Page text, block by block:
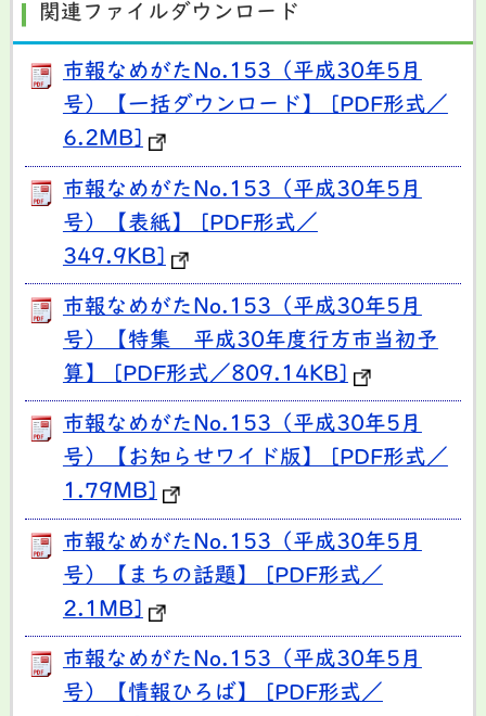
関連ファイルダウンロード
市報なめがたNo.153（平成30年5月
号）【一括ダウンロード】 [PDF形式／
6.2MB]
市報なめがたNo.153（平成30年5月
号）【表紙】 [PDF形式／
349.9KB]
市報なめがたNo.153（平成30年5月
号）【特集 平成30年度行方市当初予
算】 [PDF形式／809.14KB]
市報なめがたNo.153（平成30年5月
号）【お知らせワイド版】 [PDF形式／
1.79MB]
市報なめがたNo.153（平成30年5月
号）【まちの話題】 [PDF形式／
2.1MB]
市報なめがたNo.153（平成30年5月
号）【情報ひろば】 [PDF形式／